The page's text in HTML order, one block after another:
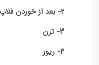
۲- بعد از خوردن فلاپ
۳- ترن
۴- ریور